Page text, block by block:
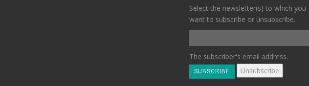
Select the newsletter(s) to which you
want to subscribe or unsubscribe.
The subscriber's email address.